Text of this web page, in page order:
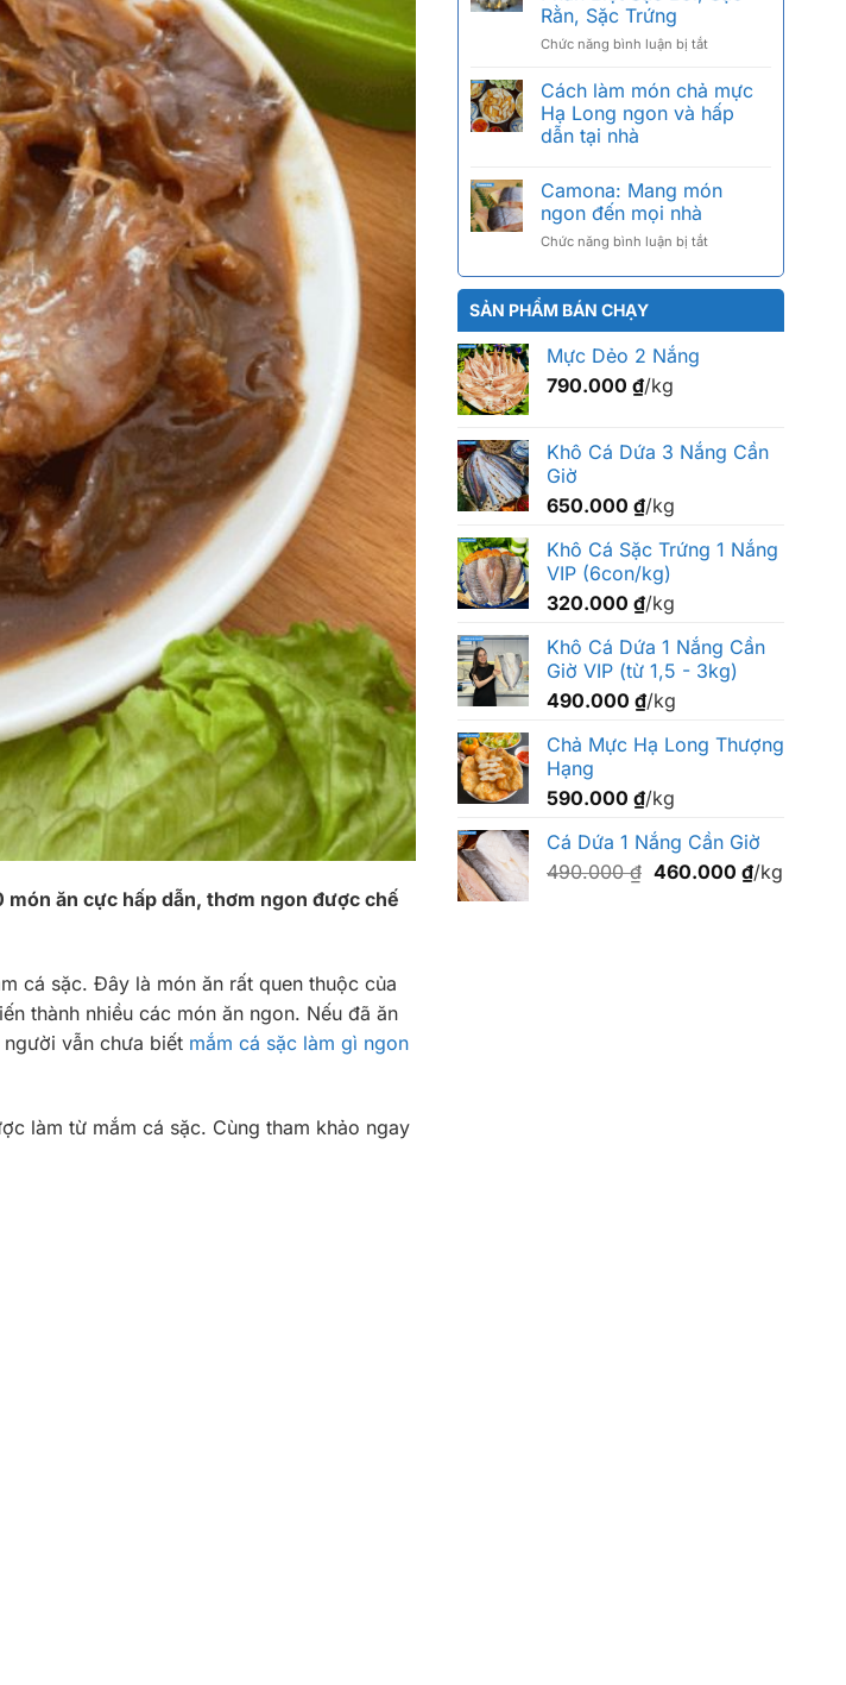
món ăn cực hấp dẫn, thơm ngon được chế
cá sặc. Đây là món ăn rất quen thuộc của
thành nhiều các món ăn ngon. Nếu đã ăn
vẫn chưa biết mắm cá sặc làm gì ngon
làm từ mắm cá sặc. Cùng tham khảo ngay
tiếng,
chọn
giá
nhiêu
Bảng
giá
2026
Rằn, Sặc Trứng
Chức năng bình luận bị tắtở
Cá
Sặc
Bổi
Phân
Bổi,
Rằn,
Cách làm món chả mực
Hạ Long ngon và hấp
dẫn tại nhà
Camona: Mang món
ngon đến mọi nhà
Chức năng bình luận bị tắtở
Mang
SẢN PHẨM BÁN CHẠY
Mực Dẻo 2 Nắng
790.000 ₫/kg
Khô Cá Dứa 3 Nắng Cần
Giờ
650.000 ₫/kg
Khô Cá Sặc Trứng 1 Nắng
VIP (6con/kg)
320.000 ₫/kg
Khô Cá Dứa 1 Nắng Cần
Giờ VIP (từ 1,5 - 3kg)
490.000 ₫/kg
Chả Mực Hạ Long Thượng
Hạng
590.000 ₫/kg
Cá Dứa 1 Nắng Cần Giờ
490.000₫ Giá
460.000 ₫Giá
/kg